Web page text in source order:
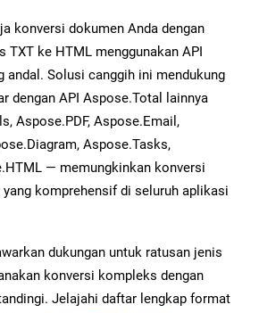
konversi dokumen Anda dengan
TXT ke HTML menggunakan API
andal. Solusi canggih ini mendukung
dengan API Aspose.Total lainnya
Aspose.PDF, Aspose.Email,
Aspose.Tasks,
— memungkinkan konversi
komprehensif di seluruh aplikasi
dukungan untuk ratusan jenis
konversi kompleks dengan
Jelajahi daftar lengkap format